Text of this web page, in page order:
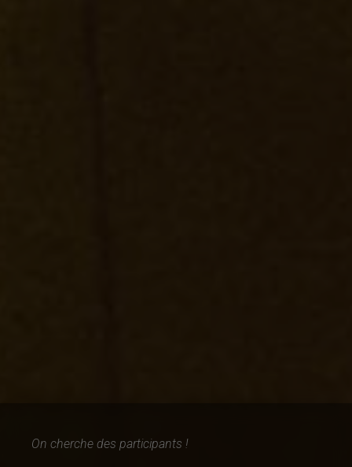
On cherche des participants !